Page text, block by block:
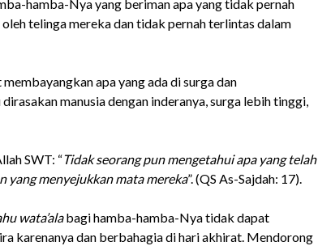
hamba-Nya yang beriman apa yang tidak pernah
telinga mereka dan tidak pernah terlintas dalam
apa yang ada di surga dan
manusia dengan inderanya, surga lebih tinggi,
SWT: “Tidak seorang pun mengetahui apa yang telah
yang menyejukkan mata mereka”. (QS As-Sajdah: 17).
wata’alabagi hamba-hamba-Nya tidak dapat
karenanya dan berbahagia di hari akhirat. Mendorong